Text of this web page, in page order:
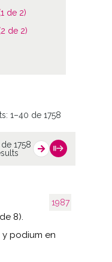
de 2)
de 2)
1–40 de 1758
1758
1987
8).
podium en